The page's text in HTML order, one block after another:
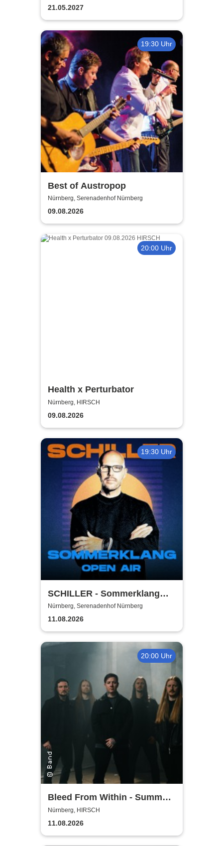
21.05.2027
19:30 Uhr
Best of Austropop
Nürnberg, Serenadenhof Nürnberg
09.08.2026
20:00 Uhr
Health x Perturbator
Nürnberg, HIRSCH
09.08.2026
19:30 Uhr
SCHILLER - Sommerklang
2026
Nürnberg, Serenadenhof Nürnberg
11.08.2026
20:00 Uhr
Bleed From Within - Summer
2026
Nürnberg, HIRSCH
11.08.2026